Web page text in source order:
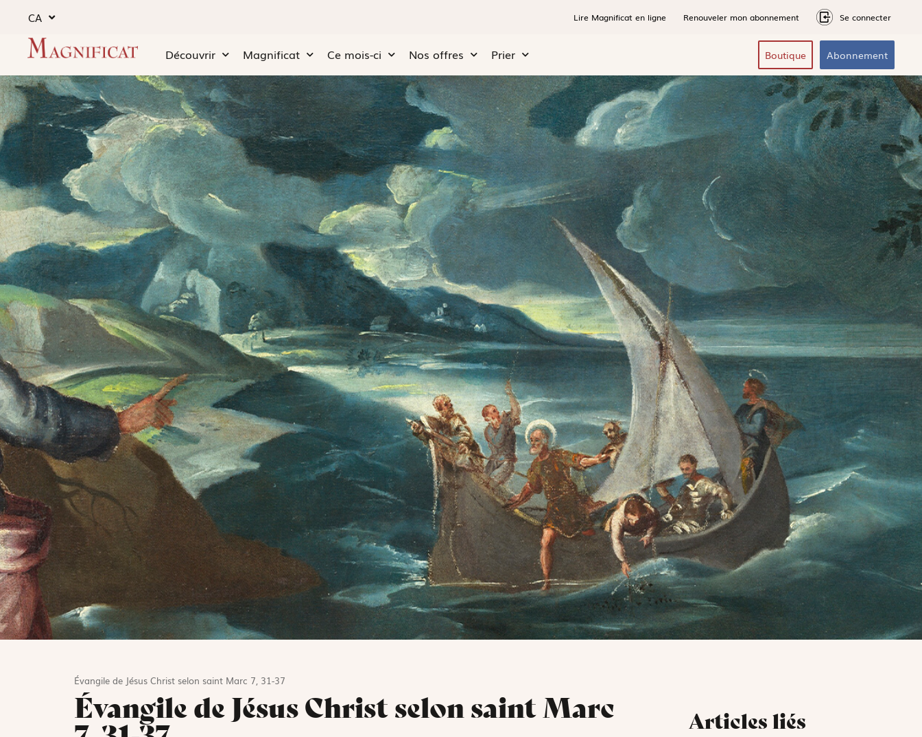
CA Lire Magnificat en ligne Renouveler mon abonnement Se connecter
Découvrir Magnificat Ce mois-ci Nos offres Prier Boutique Abonnement
Évangile de Jésus Christ selon saint Marc 7, 31-37
Évangile de Jésus Christ selon saint Marc
Articles liés